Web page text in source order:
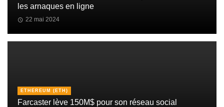
les arnaques en ligne
22 mai 2024
ETHEREUM (ETH)
Farcaster lève 150M$ pour son réseau social